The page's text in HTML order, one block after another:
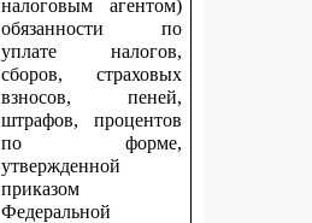
налоговым агентом)
обязанности по
уплате налогов,
сборов, страховых
взносов, пеней,
штрафов, процентов
по форме,
утвержденной
приказом
Федеральной